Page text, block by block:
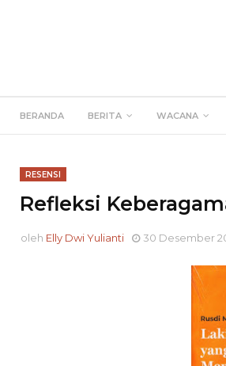
BERANDA BERITA WACANA
RESENSI
Refleksi
oleh Elly Dwi Yulianti 30 Desember